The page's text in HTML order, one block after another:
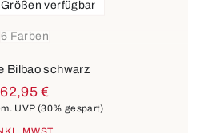
6 Farben
verfügbar
Bilbao schwarz
62,95 €
UVP (30% gespart)